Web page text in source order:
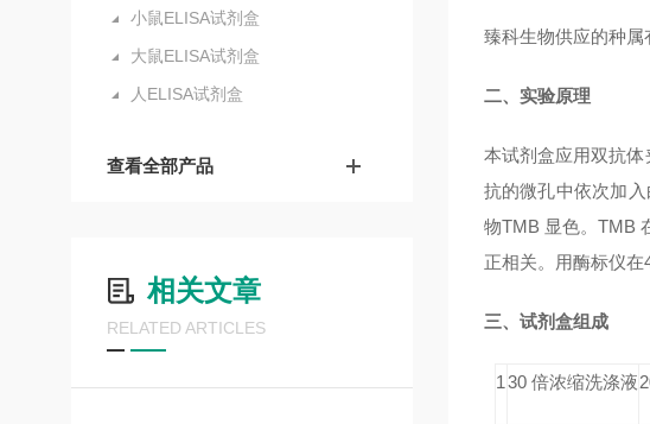
小鼠ELISA试剂盒
大鼠ELISA试剂盒
人ELISA试剂盒
查看全部产品
相关文章
RELATED ARTICLES
臻科生物供应的种
二、实验原理
本试剂盒应用双抗
抗的微孔中依次加
物TMB 显色。TMB
正相关。用酶标仪在
三、试剂盒组成
1 30 倍浓缩洗涤液